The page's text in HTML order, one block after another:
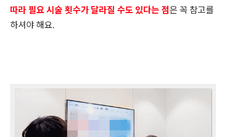
따라 필요 시술 횟수가 달라질 수도 있다는 점은 꼭 참고를
하셔야 해요.